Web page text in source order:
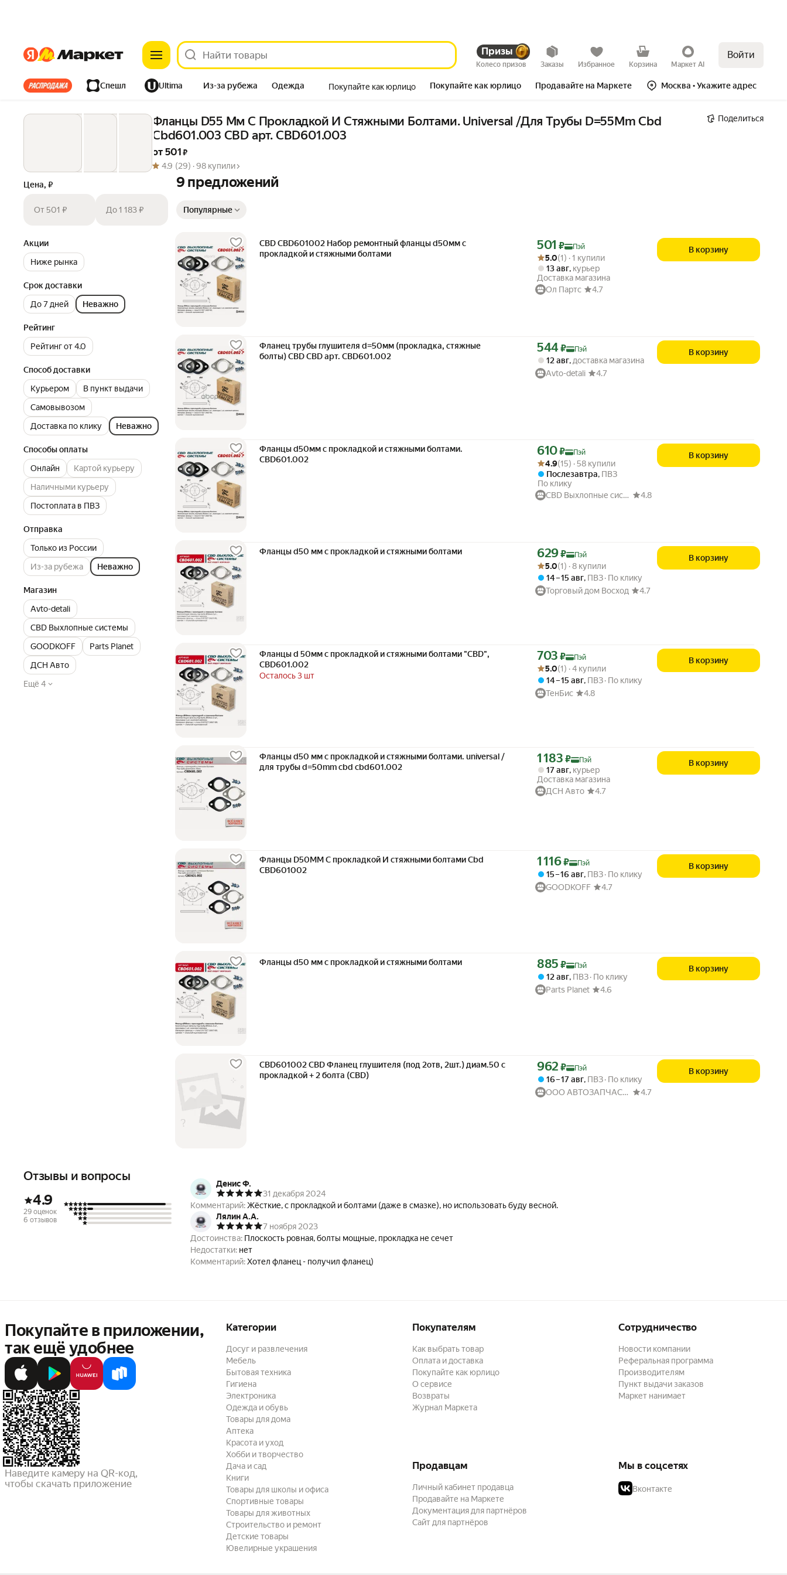
ЯндексЯндекс Призы
Колесо призов Заказы Избранное Корзина Маркет AI
Войти
Все хиты Спешл Ultima Из-за рубежа Одежда
Дом Ремонт Детям Красота
Покупайте как юрлицо Покупайте как юрлицо Продавайте на Маркете Москва • Укажите адрес
Фланцы D55 Мм С Прокладкой И Стяжными Болтами. Universal /Для Трубы D=55Mm Cbd
Cbd601.003 CBD арт. CBD601.003
от 501 ₽
4.9 (29) ·98 купили
Поделиться
Цена, ₽
От 501 ₽ До 1 183 ₽
Акции
Ниже рынка
Срок доставки
До 7 дней
Неважно
Рейтинг
Рейтинг от 4.0
Способ доставки
Курьером
В пункт выдачи
Самовывозом
Доставка по клику
Неважно
Способы оплаты
Онлайн
Картой курьеру
Наличными курьеру
Постоплата в ПВЗ
Отправка
Только из России
Из-за рубежа
Неважно
Магазин
Avto-detali
CBD Выхлопные системы
GOODKOFF
Parts Planet
ДСН Авто
Ещё 4
9 предложений
Популярные
CBD CBD601002 Набор ремонтный фланцы d50мм с
прокладкой и стяжными болтами
Цена с картой Яндекс Пэй 501 ₽ вместо
501 ₽
Пэй
Рейтинг товара: 5.0 из 5
Оценок: (1) · 1 купили
5.0(1) · 1 купили
13 авг, курьер
Доставка магазина
Ол Партс
4.7
В корзину
Фланец трубы глушителя d=50мм (прокладка, стяжные
болты) CBD CBD арт. CBD601.002
Цена с картой Яндекс Пэй 544 ₽ вместо
544 ₽ Пэй
12 авг,доставка магазина
Avto-detali
4.7
В корзину
Фланцы d50мм с прокладкой и стяжными болтами.
CBD601.002
Цена с картой Яндекс Пэй 610 ₽ вместо
610₽
Пэй
Рейтинг товара: 4.9 из 5
Оценок: (15) · 58 купили
4.9(15) · 58 купили
Послезавтра, ПВЗ
По клику
CBD Выхлопные системы
4.8
В корзину
Фланцы d50 мм с прокладкой и стяжными болтами Цена с картой Яндекс Пэй 629 ₽ вместо
629₽
Пэй
Рейтинг товара: 5.0 из 5
Оценок: (1) · 8 купили
5.0(1) · 8 купили
14 – 15 авг, ПВЗ По клику
Торговый дом Восход
4.7
В корзину
Фланцы d 50мм с прокладкой и стяжными болтами "CBD",
CBD601.002
Осталось 3 шт
Цена с картой Яндекс Пэй 703 ₽ вместо
703 ₽
Пэй
Рейтинг товара: 5.0 из 5
Оценок: (1) · 4 купили
5.0(1) · 4 купили
14 – 15 авг, ПВЗ По клику
ТенБис
4.8
В корзину
Фланцы d50 мм с прокладкой и стяжными болтами. universal /
для трубы d=50mm cbd cbd601.002
Цена с картой Яндекс Пэй 1183 ₽ вместо
1 183 ₽ Пэй
17 авг, курьер
Доставка магазина
ДСН Авто
4.7
В корзину
Фланцы D50ММ С прокладкой И стяжными болтами Cbd
CBD601002
Цена с картой Яндекс Пэй 1116 ₽ вместо
1 116₽ Пэй
15 – 16 авг, ПВЗ По клику
GOODKOFF
4.7
В корзину
Фланцы d50 мм с прокладкой и стяжными болтами Цена с картой Яндекс Пэй 885 ₽ вместо
885 ₽ Пэй
12 авг, ПВЗ По клику
Parts Planet
4.6
В корзину
CBD601002 CBD Фланец глушителя (под 2отв, 2шт.) диам.50 с
прокладкой + 2 болта (CBD)
Цена с картой Яндекс Пэй 962 ₽ вместо
962 ₽ Пэй
16 – 17 авг, ПВЗ По клику
ООО АВТОЗАПЧАСТИ52
4.7
В корзину
Отзывы и вопросы
4.9
29 оценок
6 отзывов
Денис Ф.
31 декабря 2024
Комментарий:Жёсткие, с прокладкой и болтами (даже в смазке), но использовать буду весной.
Лялин А.А.
7 ноября 2023
Достоинства: Плоскость ровная, болты мощные, прокладка не сечет
Недостатки: нет
Комментарий:Хотел фланец - получил фланец)
Покупайте в приложении,
так ещё удобнее
Наведите камеру на QR-код,
чтобы скачать приложение
Категории
Досуг и развлечения
Мебель
Бытовая техника
Гигиена
Электроника
Одежда и обувь
Товары для дома
Аптека
Красота и уход
Хобби и творчество
Дача и сад
Книги
Товары для школы и офиса
Спортивные товары
Товары для животных
Строительство и ремонт
Детские товары
Ювелирные украшения
Покупателям
Как выбрать товар
Оплата и доставка
Покупайте как юрлицо
О сервисе
Возвраты
Журнал Маркета
Сотрудничество
Новости компании
Реферальная программа
Производителям
Пункт выдачи заказов
Маркет нанимает
Продавцам
Личный кабинет продавца
Продавайте на Маркете
Документация для партнёров
Сайт для партнёров
Мы в соцсетях
Вконтакте